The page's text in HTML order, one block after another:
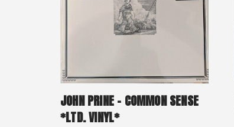
JOHN PRINE – COMMON SENSE
*LTD. VINYL*